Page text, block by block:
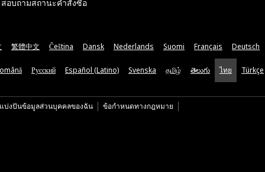
สอบถามสถานะคำสั่งซื้อ
繁體中文 Čeština Dansk Nederlands Suomi Français Deutsch
Русский Español (Latino) Svenska தமிழ் తెలుగు ไทย Türkçe
บ่งปันข้อมูลส่วนบุคคลของฉัน ข้อกำหนดทางกฎหมาย